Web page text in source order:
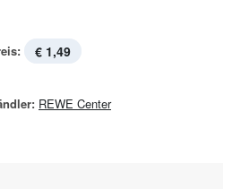
€ 1,49
REWE Center